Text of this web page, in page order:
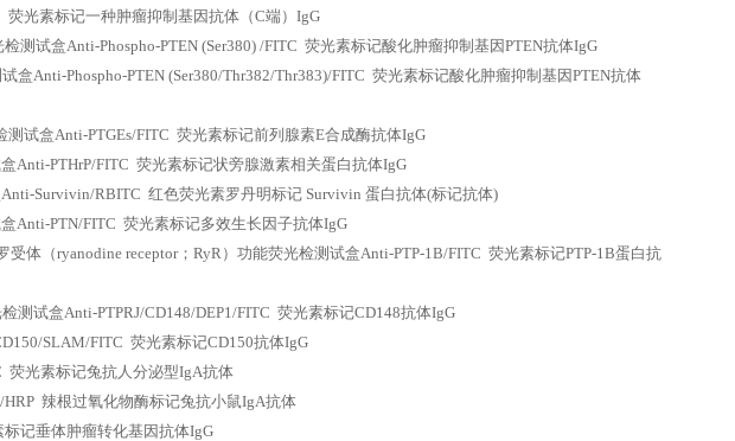
光素标记一种肿瘤抑制基因抗体（C端）IgG
测试盒Anti-Phospho-PTEN (Ser380) /FITC 荧光素标记酸化肿瘤抑制基因PTEN抗体IgG
盒Anti-Phospho-PTEN (Ser380/Thr382/Thr383)/FITC 荧光素标记酸化肿瘤抑制基因PTEN抗体
试盒Anti-PTGEs/FITC 荧光素标记前列腺素E合成酶抗体IgG
Anti-PTHrP/FITC 荧光素标记状旁腺激素相关蛋白抗体IgG
Survivin/RBITC 红色荧光素罗丹明标记 Survivin 蛋白抗体(标记抗体)
Anti-PTN/FITC 荧光素标记多效生长因子抗体IgG
受体（ryanodine receptor；RyR）功能荧光检测试盒Anti-PTP-1B/FITC 荧光素标记PTP-1B蛋白抗
测试盒Anti-PTPRJ/CD148/DEP1/FITC 荧光素标记CD148抗体IgG
SLAM/FITC 荧光素标记CD150抗体IgG
荧光素标记兔抗人分泌型IgA抗体
辣根过氧化物酶标记兔抗小鼠IgA抗体
记垂体肿瘤转化基因抗体IgG